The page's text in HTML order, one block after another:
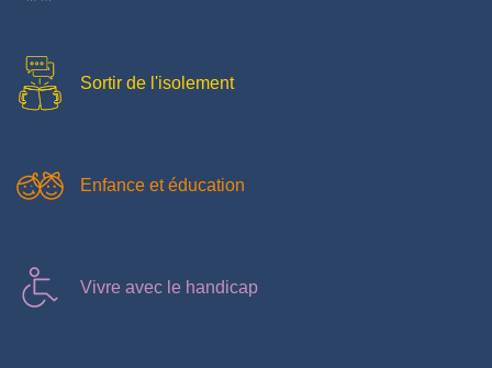
Sortir de l'isolement
Enfance et éducation
Vivre avec le handicap